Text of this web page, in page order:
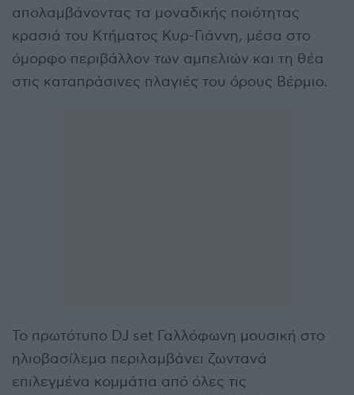
απολαμβάνοντας τα μοναδικής ποιότητας
κρασιά του Κτήματος Κυρ-Γιάννη, μέσα στο
όμορφο περιβάλλον των αμπελιών και τη θέα
στις καταπράσινες πλαγιές του όρους Βέρμιο.
Το πρωτότυπο DJ set Γαλλόφωνη μουσική στο
ηλιοβασίλεμα περιλαμβάνει ζωντανά
επιλεγμένα κομμάτια από όλες τις